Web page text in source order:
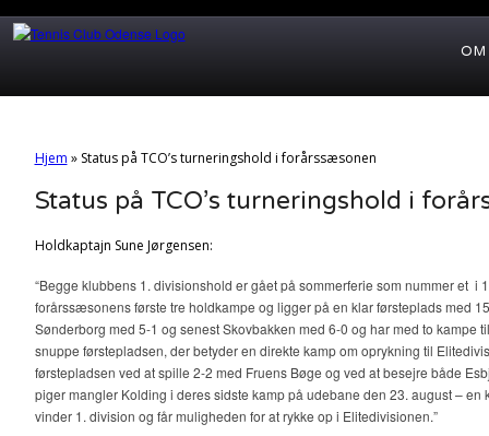
OM
Hjem » Status på TCO’s turneringshold i forårssæsonen
Status på TCO’s turneringshold i
Holdkaptajn Sune Jørgensen:
“Begge klubbens 1. divisionshold er gået på sommerferie som nummer et i
forårssæsonens første tre holdkampe og ligger på en klar førsteplads med
Sønderborg med 5-1 og senest Skovbakken med 6-0 og har med to kampe
snuppe førstepladsen, der betyder en direkte kamp om oprykning til
førstepladsen ved at spille 2-2 med Fruens Bøge og ved at besejre både
piger mangler Kolding i deres sidste kamp på udebane den 23. august – en
vinder 1. division og får muligheden for at rykke op i Elitedivisionen.”